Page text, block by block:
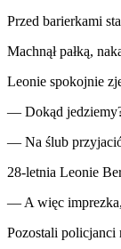
Przed barierkami
Machnął pałką,
Leonie spokojnie
— Dokąd
— Na ślub
28-letnia Leonie
— A więc imprezka,
Pozostali policjanci